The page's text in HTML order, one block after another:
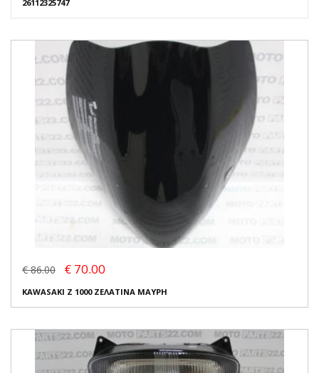
26112325747
€ 86.00 € 70.00
KAWASAKI Z 1000 ΖΕΛΑΤΙΝΑ ΜΑΥΡΗ